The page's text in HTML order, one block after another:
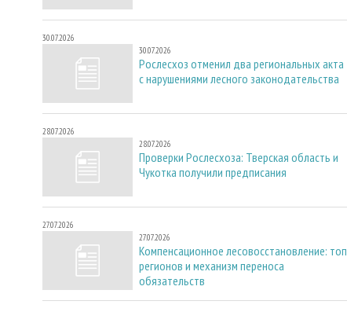
30.07.2026
30.07.2026
Рослесхоз отменил два региональных акта
с нарушениями лесного законодательства
28.07.2026
28.07.2026
Проверки Рослесхоза: Тверская область и
Чукотка получили предписания
27.07.2026
27.07.2026
Компенсационное лесовосстановление: топ
регионов и механизм переноса
обязательств